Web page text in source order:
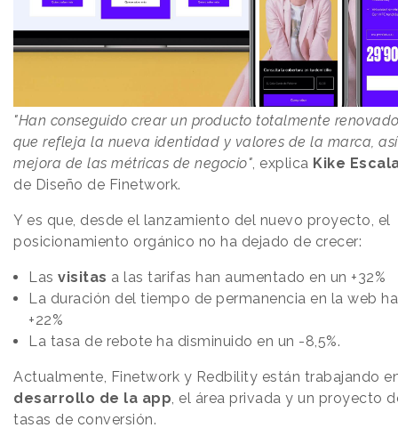
"Han conseguido crear un producto totalmente
que refleja la nueva identidad y valores de la marca,
mejora de las métricas de negocio", explica Kike
de Diseño de Finetwork.
Y es que, desde el lanzamiento del nuevo proyecto, el
posicionamiento orgánico no ha dejado de crecer:
Las visitas a las tarifas han aumentado en un +32%
La duración del tiempo de permanencia en la web
+22%
La tasa de rebote ha disminuido en un -8,5%.
Actualmente, Finetwork y Redbility están trabajando
desarrollo de la app, el área privada y un proyecto
tasas de conversión.